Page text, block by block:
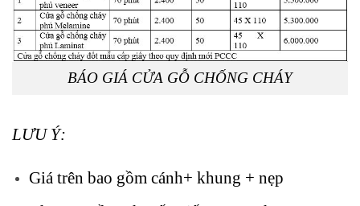
BÁO GIÁ CỬA GỖ CHỐNG CHÁY
LƯU Ý:
Giá trên bao gồm cánh+ khung + nẹp